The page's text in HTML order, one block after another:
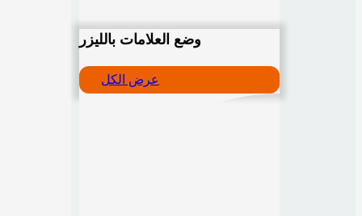
وضع العلامات بالليزر
عرض الكل